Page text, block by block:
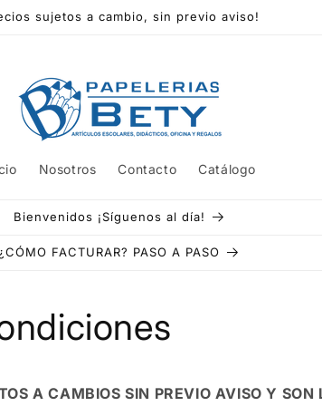
sujetos a cambio, sin previo aviso!
Nosotros Contacto Catálogo
Bienvenidos ¡Síguenos al día!
¿CÓMO FACTURAR? PASO A PASO
A CAMBIOS SIN PREVIO AVISO Y SON